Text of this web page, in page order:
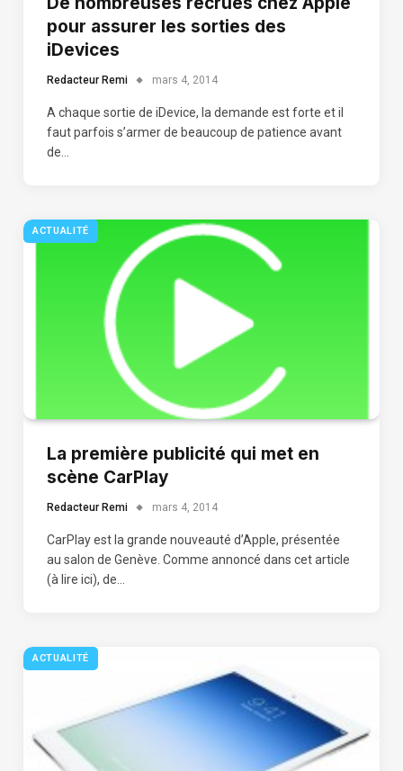
pour assurer les sorties des
iDevices
Redacteur Remi mars 4, 2014
A chaque sortie de iDevice, la demande est forte et il
faut parfois s’armer de beaucoup de patience avant
de…
ACTUALITÉ
La première publicité qui met en
scène CarPlay
Redacteur Remi mars 4, 2014
CarPlay est la grande nouveauté d’Apple, présentée
au salon de Genève. Comme annoncé dans cet article
(à lire ici), de…
ACTUALITÉ